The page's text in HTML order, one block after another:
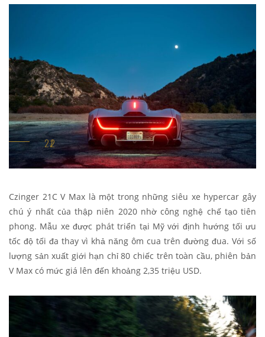
Czinger 21C V Max là một trong những siêu xe hypercar gây
chú ý nhất của thập niên 2020 nhờ công nghệ chế tạo tiên
phong. Mẫu xe được phát triển tại Mỹ với định hướng tối ưu
tốc độ tối đa thay vì khả năng ôm cua trên đường đua. Với số
lượng sản xuất giới hạn chỉ 80 chiếc trên toàn cầu, phiên bản
V Max có mức giá lên đến khoảng 2,35 triệu USD.